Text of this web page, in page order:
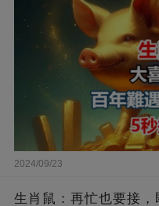
2024/09/23
生肖鼠：再忙也要接